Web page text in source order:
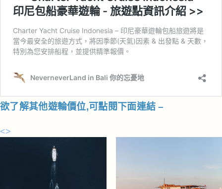
欲了解其他遊輪價位,可點閱下面連結 –
<>